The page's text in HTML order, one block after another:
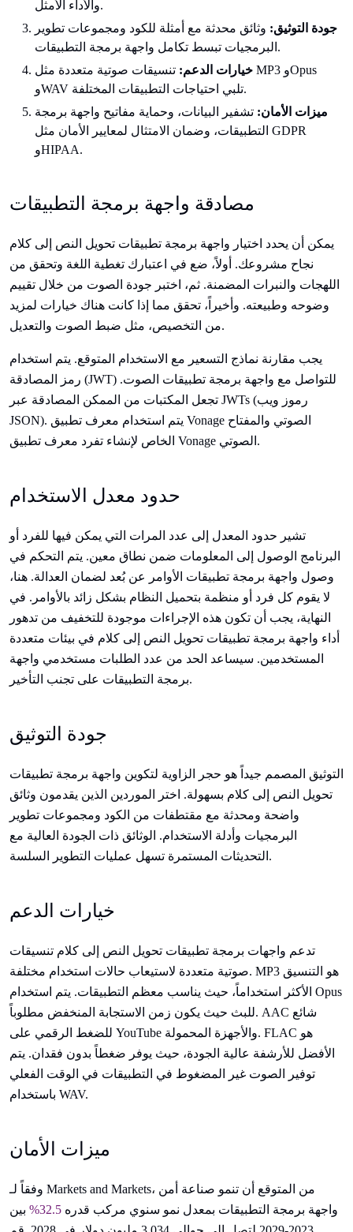
والأداء الأمثل.
جودة التوثيق: وثائق محدثة مع أمثلة للكود ومجموعات تطوير
البرمجيات تبسط تكامل واجهة برمجة التطبيقات.
خيارات الدعم: تنسيقات صوتية متعددة مثل MP3 وOpus
وWAV تلبي احتياجات التطبيقات المختلفة.
ميزات الأمان: تشفير البيانات، وحماية مفاتيح واجهة برمجة
التطبيقات، وضمان الامتثال لمعايير الأمان مثل GDPR
وHIPAA.
مصادقة واجهة برمجة التطبيقات
يمكن أن يحدد اختيار واجهة برمجة تطبيقات تحويل النص إلى كلام
نجاح مشروعك. أولاً، ضع في اعتبارك تغطية اللغة وتحقق من
اللهجات والنبرات المضمنة. ثم، اختبر جودة الصوت من خلال تقييم
وضوحه وطبيعته. وأخيراً، تحقق مما إذا كانت هناك خيارات لمزيد
من التخصيص، مثل ضبط الصوت والتعديل.
يجب مقارنة نماذج التسعير مع الاستخدام المتوقع. يتم استخدام
رمز المصادقة (JWT) للتواصل مع واجهة برمجة تطبيقات الصوت.
تجعل المكتبات من الممكن المصادقة عبر JWTs (رموز ويب
JSON). يتم استخدام معرف تطبيق Vonage الصوتي والمفتاح
الخاص لإنشاء تفرد معرف تطبيق Vonage الصوتي.
حدود معدل الاستخدام
تشير حدود المعدل إلى عدد المرات التي يمكن فيها للفرد أو
البرنامج الوصول إلى المعلومات ضمن نطاق معين. يتم التحكم في
وصول واجهة برمجة تطبيقات الأوامر عن بُعد لضمان العدالة. هنا،
لا يقوم كل فرد أو منظمة بتحميل النظام بشكل زائد بالأوامر. في
النهاية، يجب أن تكون هذه الإجراءات موجودة للتخفيف من تدهور
أداء واجهة برمجة تطبيقات تحويل النص إلى كلام في بيئات متعددة
المستخدمين. سيساعد الحد من عدد الطلبات مستخدمي واجهة
برمجة التطبيقات على تجنب التأخير.
جودة التوثيق
التوثيق المصمم جيداً هو حجر الزاوية لتكوين واجهة برمجة تطبيقات
تحويل النص إلى كلام بسهولة. اختر الموردين الذين يقدمون وثائق
واضحة ومحدثة مع مقتطفات من الكود ومجموعات تطوير
البرمجيات وأدلة الاستخدام. الوثائق ذات الجودة العالية مع
التحديثات المستمرة تسهل عمليات التطوير السلسة.
خيارات الدعم
تدعم واجهات برمجة تطبيقات تحويل النص إلى كلام تنسيقات
صوتية متعددة لاستيعاب حالات استخدام مختلفة. MP3 هو التنسيق
الأكثر استخداماً، حيث يناسب معظم التطبيقات. يتم استخدام Opus
للبث حيث يكون زمن الاستجابة المنخفض مطلوباً. AAC شائع
للضغط الرقمي على YouTube والأجهزة المحمولة. FLAC هو
الأفضل للأرشفة عالية الجودة، حيث يوفر ضغطاً بدون فقدان. يتم
توفير الصوت غير المضغوط في التطبيقات في الوقت الفعلي
باستخدام WAV.
ميزات الأمان
وفقاً لـ Markets and Markets، من المتوقع أن تنمو صناعة أمن
واجهة برمجة التطبيقات بمعدل نمو سنوي مركب قدره 32.5%
بين